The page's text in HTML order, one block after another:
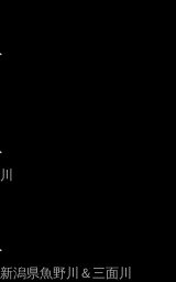
潟県魚野川＆三面川